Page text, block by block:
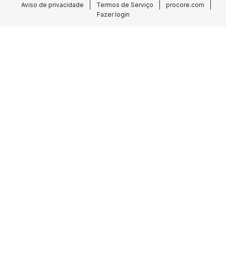
Aviso de privacidade Termos de Serviço
procore.com
Fazer login